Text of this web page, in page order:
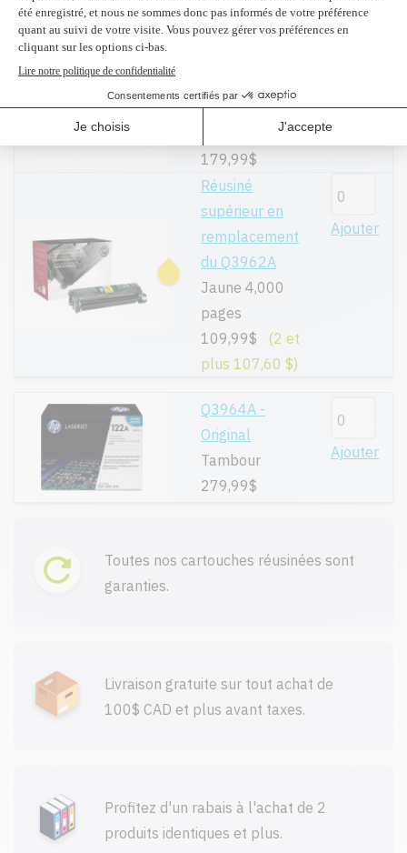
plus 107,60 $)
Jaune 4,000
179,99$
Réusiné
supérieur en
remplacement
du Q3962A
Jaune 4,000
pages
109,99$
(2 et
plus 107,60 $)
Ajouter
Q3964A -
Original
Tambour
279,99$
Ajouter
Toutes nos cartouches réusinées sont
garanties.
Livraison gratuite sur tout achat de
100$ CAD et plus avant taxes.
Profitez d'un rabais à l'achat de 2
produits identiques et plus.